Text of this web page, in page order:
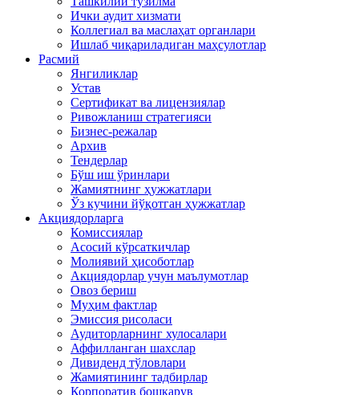
Ички аудит хизмати
Коллегиал ва маслаҳат органлари
Ишлаб чиқариладиган маҳсулотлар
Расмий
Янгиликлар
Устав
Сертификат ва лицензиялар
Ривожланиш стратегияси
Бизнес-режалар
Архив
Тендерлар
Бўш иш ўринлари
Жамиятнинг ҳужжатлари
Ўз кучини йўқотган ҳужжатлар
Акциядорларга
Комиссиялар
Асосий кўрсаткичлар
Молиявий ҳисоботлар
Акциядорлар учун маълумотлар
Овоз бериш
Муҳим фактлар
Эмиссия рисоласи
Аудиторларнинг хулосалари
Аффилланган шахслар
Дивиденд тўловлари
Жамиятининг тадбирлар
Корпоратив бошқарув